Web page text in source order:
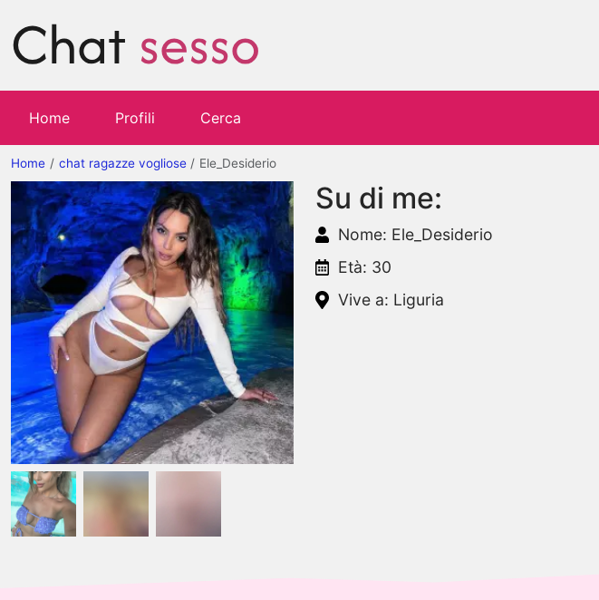
Home Profili Cerca
Home chat ragazze vogliose Ele_Desiderio
Su di me:
Nome: Ele_Desiderio
Età: 30
Vive a: Liguria